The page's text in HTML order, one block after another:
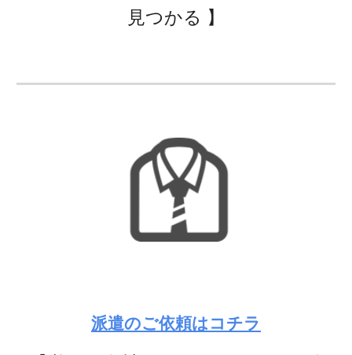
見つかる 】
派遣のご依頼はコチラ